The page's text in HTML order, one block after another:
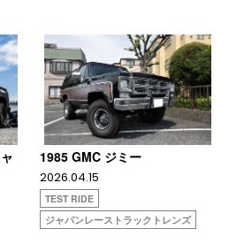
1985 GMC ジミー
2026.04.15
TEST RIDE
ジャパンレーストラックトレンズ